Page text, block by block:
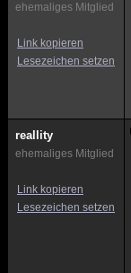
ehemaliges Mitglied
Link kopieren
Lesezeichen setzen
reallity
ehemaliges Mitglied
Link kopieren
Lesezeichen setzen